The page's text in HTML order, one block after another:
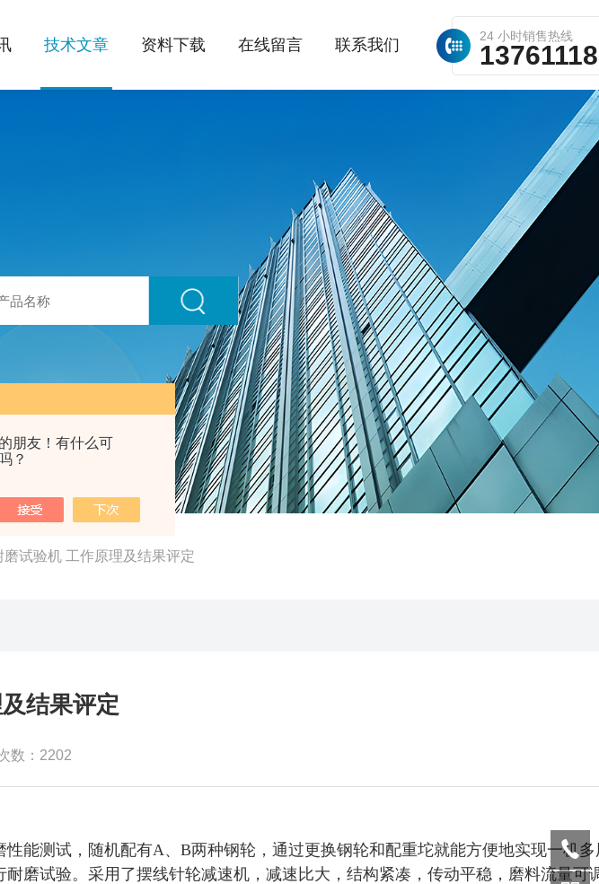
朋友！有什么可
？
24 小时销售热线
技术文章 资料下载 在线留言 联系我们
试验机 工作原理及结果评定
结果评定
数：2202
能测试，随机配有A、B两种钢轮，通过更换钢轮和配重坨就能方便地实现一机
磨试验。采用了摆线针轮减速机，减速比大，结构紧凑，传动平稳，磨料流量可